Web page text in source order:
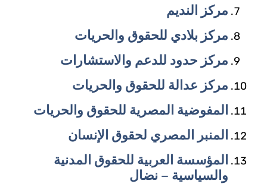
مركز النديم
مركز بلادي للحقوق والحريات
مركز حدود للدعم والاستشارات
مركز عدالة للحقوق والحريات
المفوضية المصرية للحقوق والحريات
المنبر المصري لحقوق الإنسان
المؤسسة العربية للحقوق المدنية
والسياسية – نضال